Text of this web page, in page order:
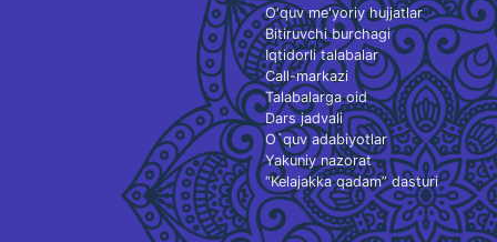
O‘quv me'yoriy hujjatlar
Bitiruvchi burchagi
Iqtidorli talabalar
Call-markazi
Talabalarga oid
Dars jadvali
O`quv adabiyotlar
Yakuniy nazorat
“Kelajakka qadam” dasturi